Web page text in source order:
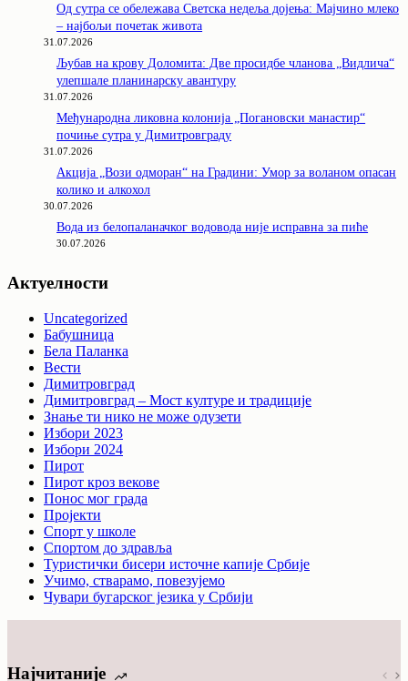
Од сутра се обележава Светска недеља дојења: Мајчино млеко
– најбољи почетак живота
31.07.2026
Љубав на крову Доломита: Две просидбе чланова „Видлича“
улепшале планинарску авантуру
31.07.2026
Међународна ликовна колонија „Погановски манастир“
почиње сутра у Димитровграду
31.07.2026
Акција „Вози одморан“ на Градини: Умор за воланом опасан
колико и алкохол
30.07.2026
Вода из белопаланачког водовода није исправна за пиће
30.07.2026
Актуелности
Uncategorized
Бабушница
Бела Паланка
Вести
Димитровград
Димитровград – Мост културе и традиције
Знање ти нико не може одузети
Избори 2023
Избори 2024
Пирот
Пирот кроз векове
Понос мог града
Пројекти
Спорт у школе
Спортом до здравља
Туристички бисери источне капије Србије
Учимо, стварамо, повезујемо
Чувари бугарског језика у Србији
Најчитаније